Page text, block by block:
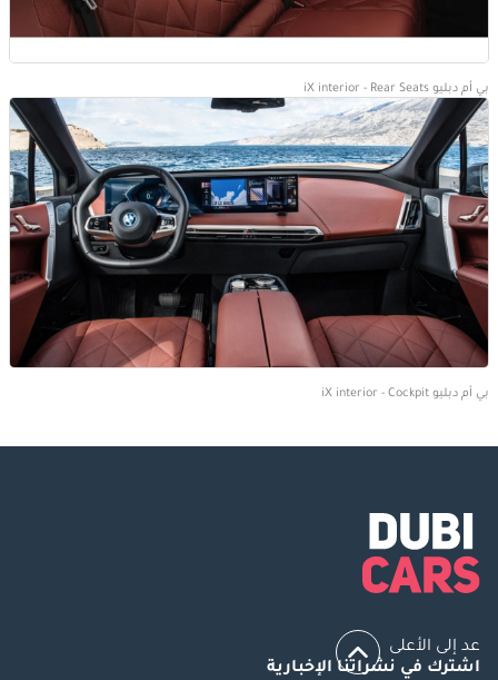
بي أم دبليو iX interior - Rear Seats
بي أم دبليو iX interior - Cockpit
عد إلى الأعلى
اشترك في نشراتنا الإخبارية